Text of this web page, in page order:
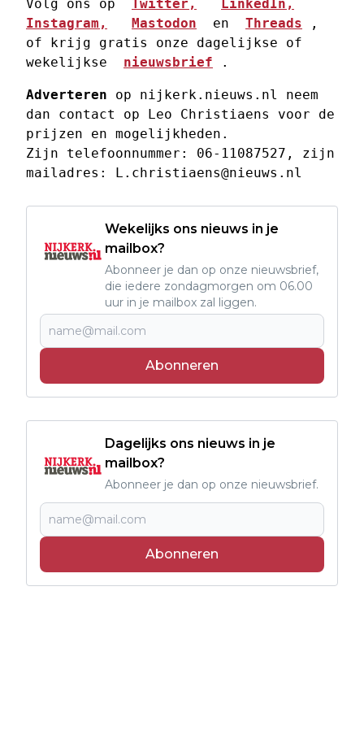
Volg ons op Twitter,
LinkedIn,
Instagram,
Mastodon
  en
Threads ,
of krijg gratis onze dagelijkse of
wekelijkse nieuwsbrief .
Adverteren op nijkerk.nieuws.nl neem
dan contact op Leo Christiaens voor de
prijzen en mogelijkheden.
Zijn telefoonnummer: 06-11087527, zijn
mailadres: L.christiaens@nieuws.nl
Wekelijks ons nieuws in je
mailbox?
Abonneer je dan op onze nieuwsbrief,
die iedere zondagmorgen om 06.00
uur in je mailbox zal liggen.
Abonneren
Dagelijks ons nieuws in je
mailbox?
Abonneer je dan op onze nieuwsbrief.
Abonneren